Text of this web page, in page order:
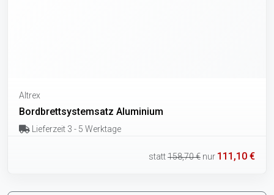
Altrex
Bordbrettsystemsatz Aluminium
Lieferzeit 3 - 5 Werktage
statt158,70 € nur 111,10 €